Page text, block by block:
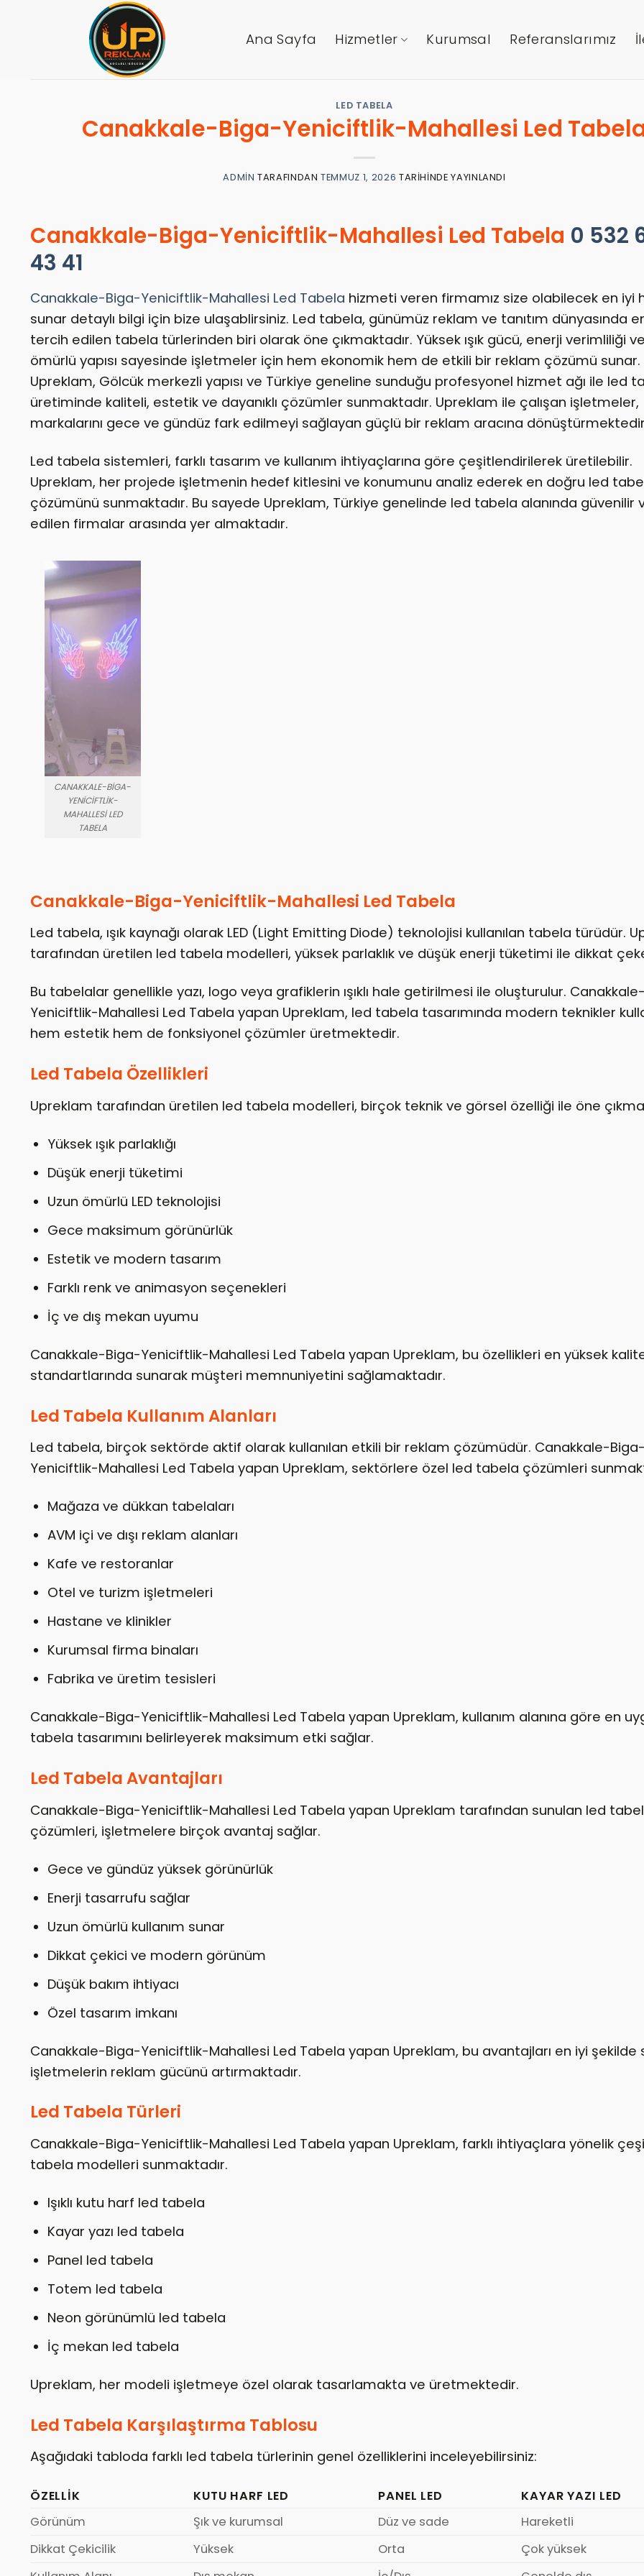
Ana Sayfa Hizmetler Kurumsal Referanslarımız
LED TABELA
Canakkale-Biga-Yeniciftlik-Mahallesi Led
ADMIN TARAFINDAN TEMMUZ 1, 2026 TARIHINDE YAYINLANDI
Canakkale-Biga-Yeniciftlik-Mahallesi Led Tabela 0 532
43 41
Canakkale-Biga-Yeniciftlik-Mahallesi Led Tabela hizmeti veren firmamız size olabilecek en iyi
sunar detaylı bilgi için bize ulaşablirsiniz. Led tabela, günümüz reklam ve tanıtım dünyasında
tercih edilen tabela türlerinden biri olarak öne çıkmaktadır. Yüksek ışık gücü, enerji verimliliği
ömürlü yapısı sayesinde işletmeler için hem ekonomik hem de etkili bir reklam çözümü sunar.
Upreklam, Gölcük merkezli yapısı ve Türkiye geneline sunduğu profesyonel hizmet ağı ile led
üretiminde kaliteli, estetik ve dayanıklı çözümler sunmaktadır. Upreklam ile çalışan işletmeler,
markalarını gece ve gündüz fark edilmeyi sağlayan güçlü bir reklam aracına
Led tabela sistemleri, farklı tasarım ve kullanım ihtiyaçlarına göre çeşitlendirilerek üretilebilir.
Upreklam, her projede işletmenin hedef kitlesini ve konumunu analiz ederek en doğru led
çözümünü sunmaktadır. Bu sayede Upreklam, Türkiye genelinde led tabela alanında güvenilir
edilen firmalar arasında yer almaktadır.
CANAKKALE-BIGA-
YENICIFTLIK-
MAHALLESI LED
TABELA
Canakkale-Biga-Yeniciftlik-Mahallesi Led Tabela
Led tabela, ışık kaynağı olarak LED (Light Emitting Diode) teknolojisi kullanılan tabela türüdür.
tarafından üretilen led tabela modelleri, yüksek parlaklık ve düşük enerji tüketimi ile dikkat
Bu tabelalar genellikle yazı, logo veya grafiklerin ışıklı hale getirilmesi ile oluşturulur.
Yeniciftlik-Mahallesi Led Tabela yapan Upreklam, led tabela tasarımında modern teknikler
hem estetik hem de fonksiyonel çözümler üretmektedir.
Led Tabela Özellikleri
Upreklam tarafından üretilen led tabela modelleri, birçok teknik ve görsel özelliği ile öne
Yüksek ışık parlaklığı
Düşük enerji tüketimi
Uzun ömürlü LED teknolojisi
Gece maksimum görünürlük
Estetik ve modern tasarım
Farklı renk ve animasyon seçenekleri
İç ve dış mekan uyumu
Canakkale-Biga-Yeniciftlik-Mahallesi Led Tabela yapan Upreklam, bu özellikleri en yüksek
standartlarında sunarak müşteri memnuniyetini sağlamaktadır.
Led Tabela Kullanım Alanları
Led tabela, birçok sektörde aktif olarak kullanılan etkili bir reklam çözümüdür. Canakkale-Biga-
Yeniciftlik-Mahallesi Led Tabela yapan Upreklam, sektörlere özel led tabela çözümleri
Mağaza ve dükkan tabelaları
AVM içi ve dışı reklam alanları
Kafe ve restoranlar
Otel ve turizm işletmeleri
Hastane ve klinikler
Kurumsal firma binaları
Fabrika ve üretim tesisleri
Canakkale-Biga-Yeniciftlik-Mahallesi Led Tabela yapan Upreklam, kullanım alanına göre en
tabela tasarımını belirleyerek maksimum etki sağlar.
Led Tabela Avantajları
Canakkale-Biga-Yeniciftlik-Mahallesi Led Tabela yapan Upreklam tarafından sunulan led
çözümleri, işletmelere birçok avantaj sağlar.
Gece ve gündüz yüksek görünürlük
Enerji tasarrufu sağlar
Uzun ömürlü kullanım sunar
Dikkat çekici ve modern görünüm
Düşük bakım ihtiyacı
Özel tasarım imkanı
Canakkale-Biga-Yeniciftlik-Mahallesi Led Tabela yapan Upreklam, bu avantajları en iyi şekilde
işletmelerin reklam gücünü artırmaktadır.
Led Tabela Türleri
Canakkale-Biga-Yeniciftlik-Mahallesi Led Tabela yapan Upreklam, farklı ihtiyaçlara yönelik
tabela modelleri sunmaktadır.
Işıklı kutu harf led tabela
Kayar yazı led tabela
Panel led tabela
Totem led tabela
Neon görünümlü led tabela
İç mekan led tabela
Upreklam, her modeli işletmeye özel olarak tasarlamakta ve üretmektedir.
Led Tabela Karşılaştırma Tablosu
Aşağıdaki tabloda farklı led tabela türlerinin genel özelliklerini inceleyebilirsiniz:
ÖZELLIK KUTU HARF LED PANEL LED
KAYAR YAZI LED
Görünüm
Şık ve kurumsal Düz ve sade
Hareketli
Dikkat Çekicilik
Yüksek Orta
Çok yüksek